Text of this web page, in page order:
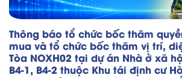
Thông báo tổ chức bốc thăm
mua và tổ chức bốc thăm vị trí,
Tòa NOXH02 tại dự án Nhà ở xã
B4-1, B4-2 thuộc Khu tái định cư